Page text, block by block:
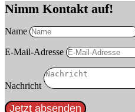
Nimm Kontakt auf!
Name
E-Mail-Adresse
Nachricht
Jetzt absenden